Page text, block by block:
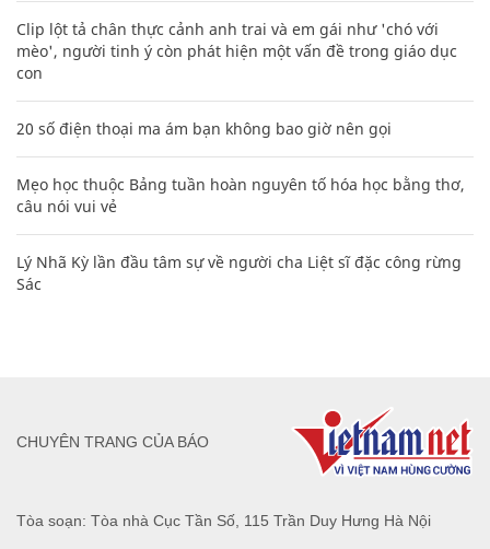
Clip lột tả chân thực cảnh anh trai và em gái như 'chó với
mèo', người tinh ý còn phát hiện một vấn đề trong giáo dục
con
20 số điện thoại ma ám bạn không bao giờ nên gọi
Mẹo học thuộc Bảng tuần hoàn nguyên tố hóa học bằng thơ,
câu nói vui vẻ
Lý Nhã Kỳ lần đầu tâm sự về người cha Liệt sĩ đặc công rừng
Sác
Tòa soạn: Tòa nhà Cục Tần Số, 115 Trần Duy Hưng Hà Nội
CHUYÊN TRANG CỦA BÁO